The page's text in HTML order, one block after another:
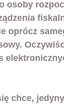
osoby
oprócz
chce,